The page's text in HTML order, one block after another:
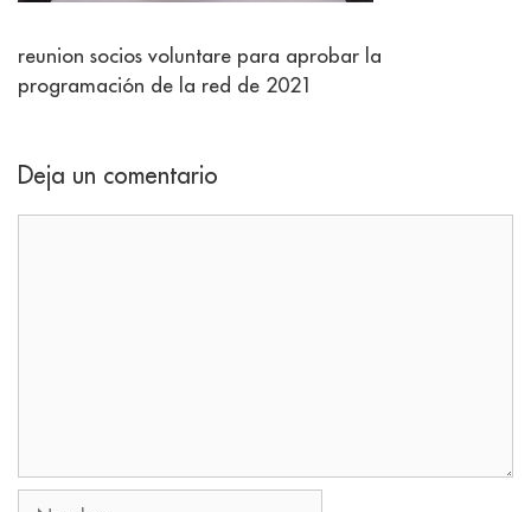
reunion socios voluntare para aprobar la
programación de la red de 2021
Deja un comentario